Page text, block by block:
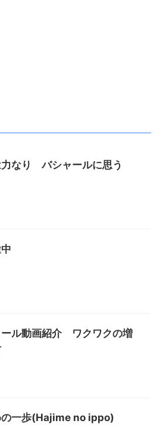
なり バシャールに思う
ール動画紹介 ワクワクの増
の一歩(Hajime no ippo)